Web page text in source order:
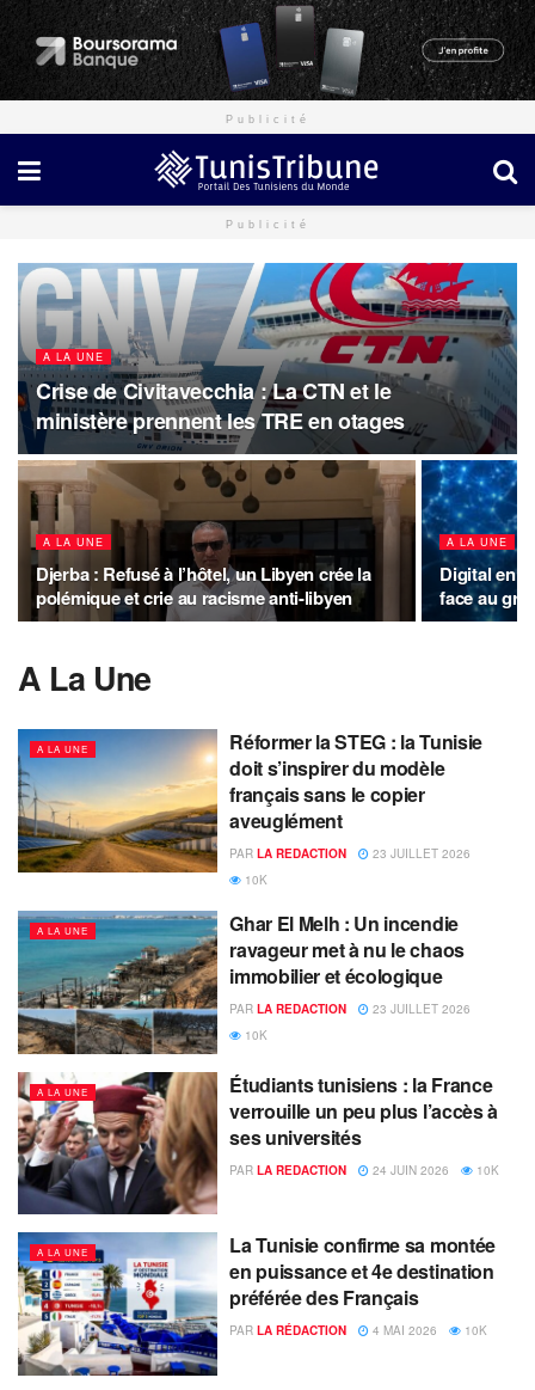
Publicité
Publicité
A LA UNE
Crise de Civitavecchia : La CTN et le
ministère prennent les TRE en otages
A LA UNE
Djerba : Refusé à l’hôtel, un Libyen crée la
polémique et crie au racisme anti-libyen
A LA UNE
Digital en
face au
A La Une
A LA UNE
Réformer la STEG : la Tunisie
doit s’inspirer du modèle
français sans le copier
aveuglément
PAR LA REDACTION
23 JUILLET 2026
10K
A LA UNE
Ghar El Melh : Un incendie
ravageur met à nu le chaos
immobilier et écologique
PAR LA REDACTION
23 JUILLET 2026
10K
A LA UNE
Étudiants tunisiens : la France
verrouille un peu plus l’accès à
ses universités
PAR LA REDACTION 24 JUIN 2026 10K
A LA UNE
La Tunisie confirme sa montée
en puissance et 4e destination
préférée des Français
PAR LA RÉDACTION 4 MAI 2026 10K